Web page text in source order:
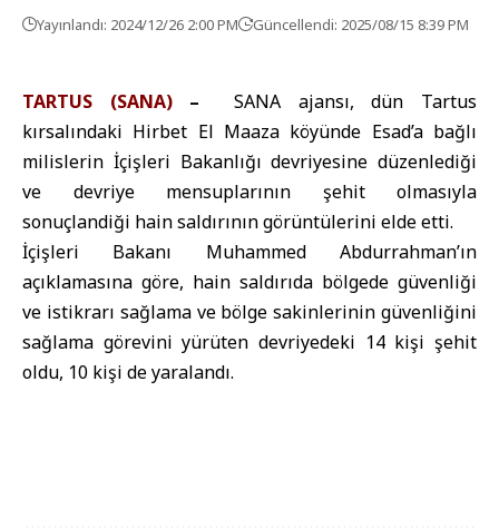
Yayınlandı: 2024/12/26 2:00 PM Güncellendi: 2025/08/15 8:39 PM
TARTUS (SANA)– SANA ajansı, dün Tartus
kırsalındaki Hirbet El Maaza köyünde Esad’a bağlı
milislerin İçişleri Bakanlığı devriyesine düzenlediği
ve devriye mensuplarının şehit olmasıyla
sonuçlandiği hain saldırının görüntülerini elde etti.
İçişleri Bakanı Muhammed Abdurrahman’ın
açıklamasına göre, hain saldırıda bölgede güvenliği
ve istikrarı sağlama ve bölge sakinlerinin güvenliğini
sağlama görevini yürüten devriyedeki 14 kişi şehit
oldu, 10 kişi de yaralandı.